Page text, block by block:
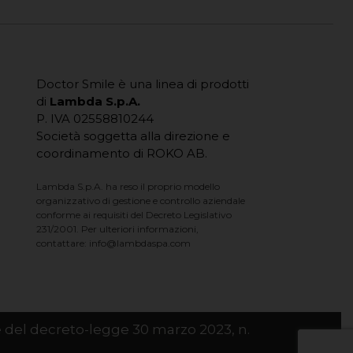
Doctor Smile è una linea di prodotti
di Lambda S.p.A.
P. IVA 02558810244
Società soggetta alla direzione e
coordinamento di ROKO AB.
Lambda S.p.A. ha reso il proprio modello
organizzativo di gestione e controllo aziendale
conforme ai requisiti del Decreto Legislativo
231/2001. Per ulteriori informazioni,
contattare: info@lambdaspa.com
decreto-legge 30 marzo 2023, n.